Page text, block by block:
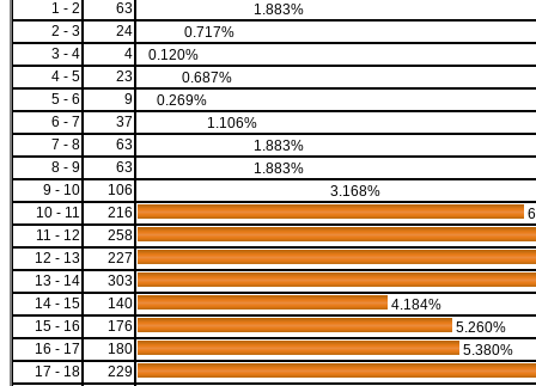
1 - 2
63
1.883%
2 - 3
24
0.717%
3 - 4
4
0.120%
4 - 5
23
0.687%
5 - 6
9
0.269%
6 - 7
37
1.106%
7 - 8
63
1.883%
8 - 9
63
1.883%
9 - 10
106
3.168%
10 - 11
216
11 - 12
258
12 - 13
227
13 - 14
303
14 - 15
140
4.184%
15 - 16
176
5.260%
16 - 17
180
5.380%
17 - 18
229